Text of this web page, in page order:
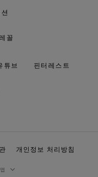
꼴
튜브 핀터레스트
개인정보 처리방침